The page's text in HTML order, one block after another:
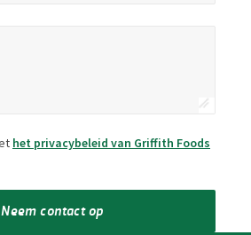
het privacybeleid van Griffith Foods
Neem contact op